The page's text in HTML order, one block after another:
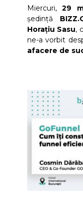
Miercuri, 29
ședință
Horațiu Sasu,
ne-a vorbit
afacere de